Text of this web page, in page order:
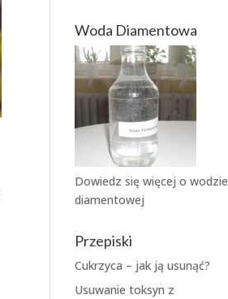
Woda Diamentowa
Dowiedz się więcej o wodzie
diamentowej
Przepiski
Cukrzyca – jak ją usunąć?
Usuwanie toksyn z